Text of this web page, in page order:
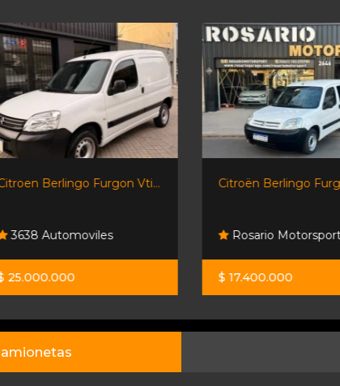
Berlingo Furgon Vti...
3638 Automoviles
25.000.000
Citroën Berlingo
Rosario
$ 17.400.000